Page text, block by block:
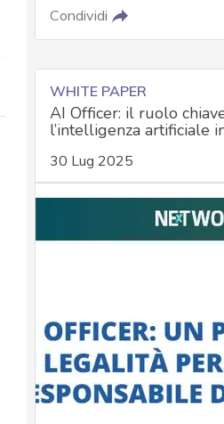
Condividi
WHITE PAPER
AI Officer: il ruolo
l’intelligenza artificiale
30 Lug 2025